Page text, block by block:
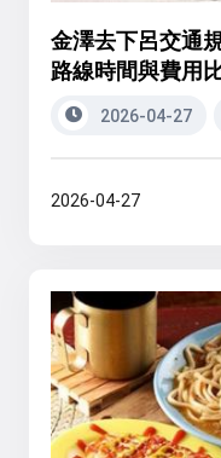
金澤去下呂交通
路線時間與費用
2026-04-27
2026-04-27